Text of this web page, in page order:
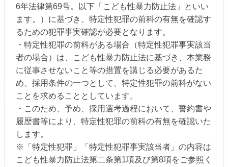
6年法律第69号。以下「こども性暴力防止法」といい
ます。）に基づき、特定性犯罪の前科の有無を確認す
るための犯罪事実確認が必要となります。
・特定性犯罪の前科がある場合（特定性犯罪事実該当
者の場合）は、こども性暴力防止法に基づき、本業務
に従事させないこと等の措置を講じる必要があるた
め、採用条件の一つとして、特定性犯罪の前科がない
ことを求めることとしています。
・このため、予め、採用選考過程において、誓約書や
履歴書等により、特定性犯罪の前科の有無を確認いた
します。
※「特定性犯罪」「特定性犯罪事実該当者」の内容は
こども性暴力防止法第二条第1項及び第8項をご参照く